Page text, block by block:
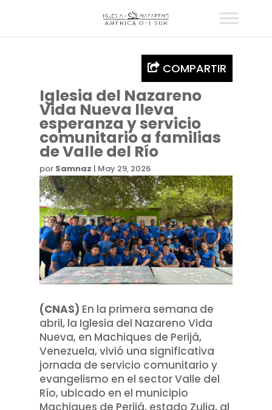
COMPARTIR
Iglesia del Nazareno
Vida Nueva lleva
esperanza y servicio
comunitario a familias
de Valle del Río
por Samnaz | May 29, 2026
(CNAS) En la primera semana de
abril, la Iglesia del Nazareno Vida
Nueva, en Machiques de Perijá,
Venezuela, vivió una significativa
jornada de servicio comunitario y
evangelismo en el sector Valle del
Río, ubicado en el municipio
Machiques de Perijá, estado Zulia, al